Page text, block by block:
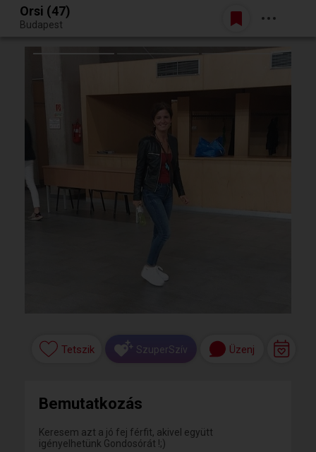
Egy jó randiból bármi lehet.
Belépés
Orsi (47)
Budapest
Tetszik SzuperSzív Üzenj
Bemutatkozás
Keresem azt a jó fej férfit, akivel együtt
igényelhetünk Gondosórát !;)